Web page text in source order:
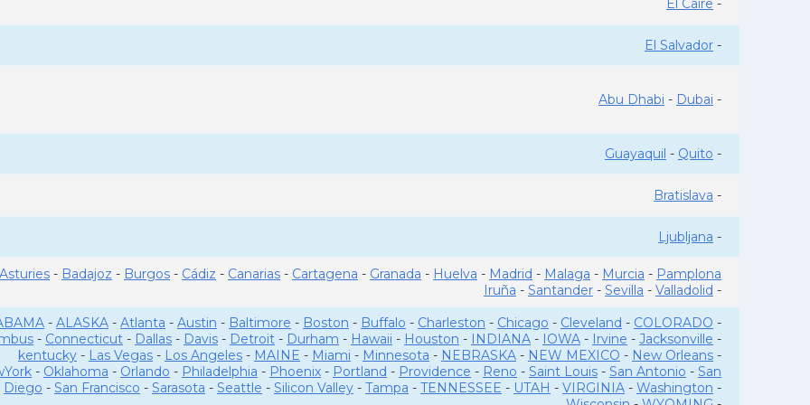
El Caire -
El Salvador -
Abu Dhabi - Dubai -
Guayaquil - Quito -
Bratislava -
Ljubljana -
Asturies - Badajoz - Burgos - Cádiz - Canarias - Cartagena - Granada - Huelva - Madrid - Malaga - Murcia - Pamplona
Iruña - Santander - Sevilla - Valladolid -
- ALASKA - Atlanta - Austin - Baltimore - Boston - Buffalo - Charleston - Chicago - Cleveland - COLORADO -
- Connecticut - Dallas - Davis - Detroit - Durham - Hawaii - Houston - INDIANA - IOWA - Irvine - Jacksonville -
kentucky - Las Vegas - Los Angeles - MAINE - Miami - Minnesota - NEBRASKA - NEW MEXICO - New Orleans -
- Oklahoma - Orlando - Philadelphia - Phoenix - Portland - Providence - Reno - Saint Louis - San Antonio - San
Diego - San Francisco - Sarasota - Seattle - Silicon Valley - Tampa - TENNESSEE - UTAH - VIRGINIA - Washington -